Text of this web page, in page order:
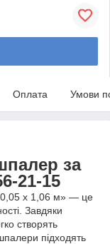
Оплата Умови
за
21-15
x 1,06 м» — це
Завдяки
створять
підходять